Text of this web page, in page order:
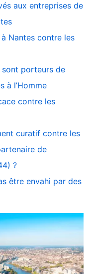
aux entreprises de
Nantes contre les
sont porteurs de
à l’Homme
contre les
curatif contre les
de
?
être envahi par des